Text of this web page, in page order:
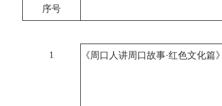
序号
1 《周口人讲周口故事·红色文化篇